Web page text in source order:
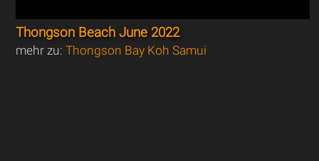
Thongson Beach June 2022
mehr zu:Thongson Bay Koh Samui